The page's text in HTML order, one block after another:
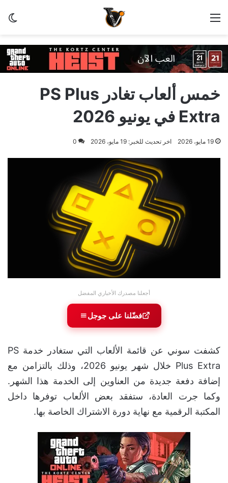
القائمة
خمس ألعاب تغادر PS Plus
Extra في يونيو 2026
19 مايو، 2026 اخر تحديث للخبر: 19 مايو، 2026 0
أجعلنا مصدرك الأخباري المفضل
فضّلنا على جوجل
كشفت سوني عن قائمة الألعاب التي ستغادر خدمة PS
Plus Extra خلال شهر يونيو 2026، وذلك بالتزامن مع
إضافة دفعة جديدة من العناوين إلى الخدمة هذا الشهر.
وكما جرت العادة، ستفقد بعض الألعاب توفرها داخل
المكتبة الرقمية مع نهاية دورة الاشتراك الخاصة بها.